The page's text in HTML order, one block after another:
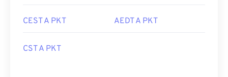
CEST A PKT AEDT A PKT
CST A PKT